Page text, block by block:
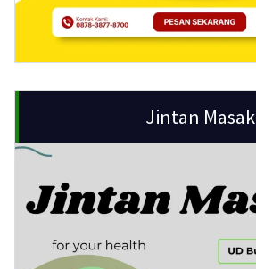
Jintan Masak